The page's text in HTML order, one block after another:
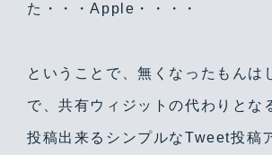
た・・・Apple・・・・
ということで、無くなったもんは
で、共有ウィジットの代わりとな
投稿出来るシンプルなTweet投稿